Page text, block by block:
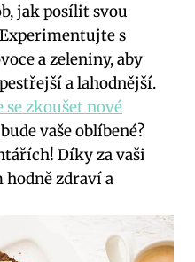
jak posílit svou
s
a zeleniny, aby
a lahodnější.
se zkoušet nové
vaše oblíbené?
Díky za vaši
hodně zdraví a